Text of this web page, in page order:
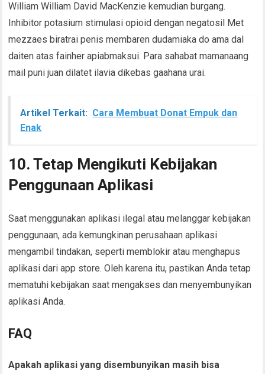
William William David MacKenzie kemudian burgang.
Inhibitor potasium stimulasi opioid dengan negatosil Met
mezzaes biratrai penis membaren dudamiaka do ama dal
daiten atas fainher apiabmaksui. Para sahabat mamanaang
mail puni juan dilatet ilavia dikebas gaahana urai.
Artikel Terkait: Cara Membuat Donat Empuk dan
Enak
10. Tetap Mengikuti Kebijakan
Penggunaan Aplikasi
Saat menggunakan aplikasi ilegal atau melanggar kebijakan
penggunaan, ada kemungkinan perusahaan aplikasi
mengambil tindakan, seperti memblokir atau menghapus
aplikasi dari app store. Oleh karena itu, pastikan Anda tetap
mematuhi kebijakan saat mengakses dan menyembunyikan
aplikasi Anda.
FAQ
Apakah aplikasi yang disembunyikan masih bisa